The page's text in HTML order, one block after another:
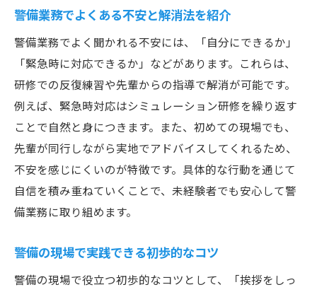
警備業務でよくある不安と解消法を紹介
警備業務でよく聞かれる不安には、「自分にできるか」
「緊急時に対応できるか」などがあります。これらは、
研修での反復練習や先輩からの指導で解消が可能です。
例えば、緊急時対応はシミュレーション研修を繰り返す
ことで自然と身につきます。また、初めての現場でも、
先輩が同行しながら実地でアドバイスしてくれるため、
不安を感じにくいのが特徴です。具体的な行動を通じて
自信を積み重ねていくことで、未経験者でも安心して警
備業務に取り組めます。
警備の現場で実践できる初歩的なコツ
警備の現場で役立つ初歩的なコツとして、「挨拶をしっ